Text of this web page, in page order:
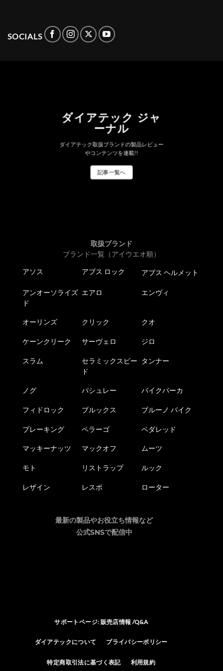
SOCIALS
ダイアテック ジャ
ーナル
ダイアテック取扱ブランドの製品レビュー
やコンテンツを連載!!
記事一覧へ
取扱ブランド
ブランド一覧（アイウエオ順）
アソス アブス ロック アブス ヘルメット
アンオーソライズ
ド
エアロ エンヴィ
オーリンズ クリック クオ
ケーンクリーク サーヴェロ ジロ
スラム
セラミックスピー
ド
タンナー
ノグ パシュレー バイクパーカ
フィドロック ブルックス ブルーノ バイク
ブレーキング ペラーゴ ペダレッド
マッキーナッツ マックオフ ムーツ
モト リストラップ ルック
レザイン レスポ ローター
最新の製品やお役立ち情報など
公式SNSで配信中
サポートページ: 販売店情報 /Q&A
ダイアテックについて プライバシーポリシー
特定商取引法に基づく表記 利用規約